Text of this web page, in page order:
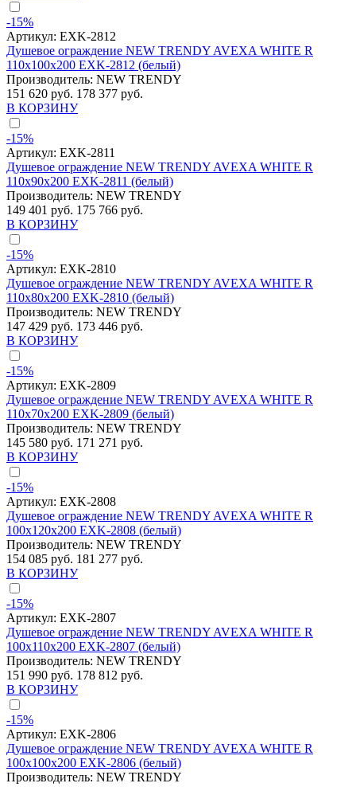
-15%
Артикул: EXK-2812
Душевое ограждение NEW TRENDY AVEXA WHITE R
110x100x200 EXK-2812 (белый)
Производитель: NEW TRENDY
151 620 руб. 178 377 руб.
В КОРЗИНУ
-15%
Артикул: EXK-2811
Душевое ограждение NEW TRENDY AVEXA WHITE R
110x90x200 EXK-2811 (белый)
Производитель: NEW TRENDY
149 401 руб. 175 766 руб.
В КОРЗИНУ
-15%
Артикул: EXK-2810
Душевое ограждение NEW TRENDY AVEXA WHITE R
110x80x200 EXK-2810 (белый)
Производитель: NEW TRENDY
147 429 руб. 173 446 руб.
В КОРЗИНУ
-15%
Артикул: EXK-2809
Душевое ограждение NEW TRENDY AVEXA WHITE R
110x70x200 EXK-2809 (белый)
Производитель: NEW TRENDY
145 580 руб. 171 271 руб.
В КОРЗИНУ
-15%
Артикул: EXK-2808
Душевое ограждение NEW TRENDY AVEXA WHITE R
100x120x200 EXK-2808 (белый)
Производитель: NEW TRENDY
154 085 руб. 181 277 руб.
В КОРЗИНУ
-15%
Артикул: EXK-2807
Душевое ограждение NEW TRENDY AVEXA WHITE R
100x110x200 EXK-2807 (белый)
Производитель: NEW TRENDY
151 990 руб. 178 812 руб.
В КОРЗИНУ
-15%
Артикул: EXK-2806
Душевое ограждение NEW TRENDY AVEXA WHITE R
100x100x200 EXK-2806 (белый)
Производитель: NEW TRENDY